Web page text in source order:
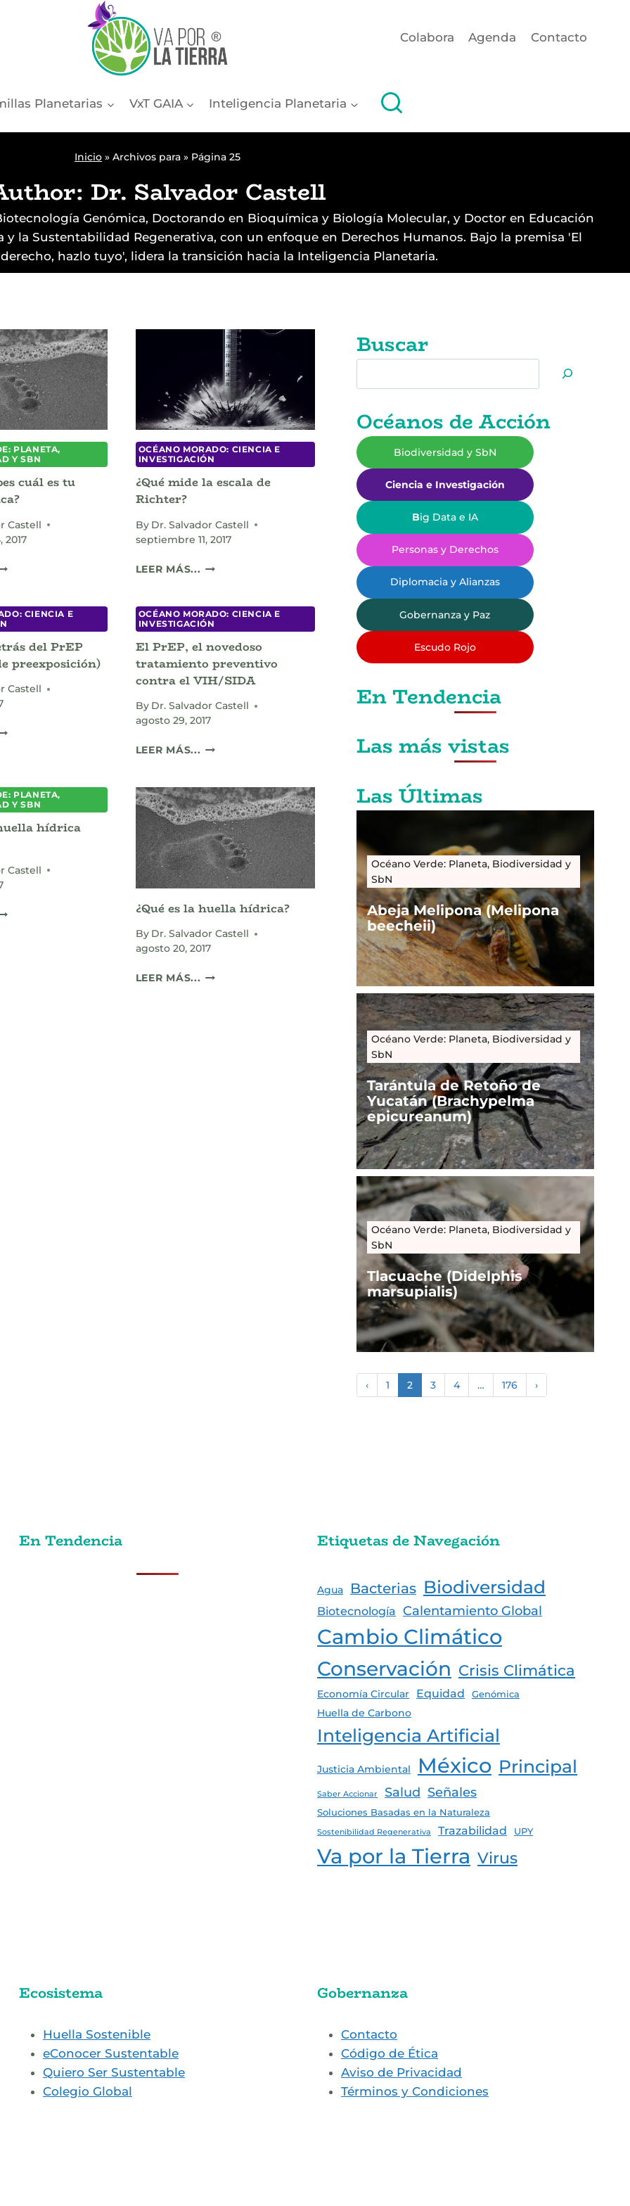
Colabora Agenda Contacto
Planetarias VxT GAIA Inteligencia Planetaria
Inicio » Archivos para » Página 25
Dr. Salvador Castell
Genómica, Doctorando en Bioquímica y Biología Molecular, y Doctor en Educación
la Sustentabilidad Regenerativa, con un enfoque en Derechos Humanos. Bajo la premisa 'El
hazlo tuyo', lidera la transición hacia la Inteligencia Planetaria.
PLANETA,
Y SBN
cuál es tu
Castell
2017
OCÉANO MORADO: CIENCIA E
INVESTIGACIÓN
¿Qué mide la escala de
Richter?
By Dr. Salvador Castell
septiembre 11, 2017
LEER MÁS... ¿QUÉ
ESCALA
DE
CIENCIA E
del PrEP
preexposición)
Castell
OCÉANO MORADO: CIENCIA E
INVESTIGACIÓN
El PrEP, el novedoso
tratamiento preventivo
contra el VIH/SIDA
By Dr. Salvador Castell
agosto 29, 2017
LEER MÁS... EL
NOVEDOSO
TRATAMIENTO
PREVENTIVO
CONTRA
EL
VIH/SIDA
PLANETA,
Y SBN
hídrica
Castell
¿Qué es la huella hídrica?
By Dr. Salvador Castell
agosto 20, 2017
LEER MÁS... ¿QUÉ
Buscar
Océanos de Acción
Biodiversidad y SbN
Ciencia e Investigación
Big Data e IA
Personas y Derechos
Diplomacia y Alianzas
Gobernanza y Paz
Escudo Rojo
En Tendencia
Las más vistas
Las Últimas
Océano Verde: Planeta, Biodiversidad y
SbN
Abeja Melipona (Melipona
beecheii)
Océano Verde: Planeta, Biodiversidad y
SbN
Tarántula de Retoño de
Yucatán (Brachypelma
epicureanum)
Océano Verde: Planeta, Biodiversidad y
SbN
Tlacuache (Didelphis
marsupialis)
‹ 1 2 3 4 … 176 ›
En Tendencia Etiquetas de Navegación
Agua Bacterias Biodiversidad
Biotecnología Calentamiento Global
Cambio Climático
Conservación Crisis Climática
Economía Circular Equidad Genómica
Huella de Carbono
Inteligencia Artificial
Justicia Ambiental México Principal
Saber Accionar Salud Señales
Soluciones Basadas en la Naturaleza
Sostenibilidad Regenerativa Trazabilidad UPY
Va por la Tierra Virus
Ecosistema
Huella Sostenible
eConocer Sustentable
Quiero Ser Sustentable
Colegio Global
Gobernanza
Contacto
Código de Ética
Aviso de Privacidad
Términos y Condiciones